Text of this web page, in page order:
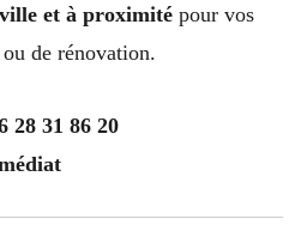
et à proximité pour vos
de rénovation.
28 31 86 20